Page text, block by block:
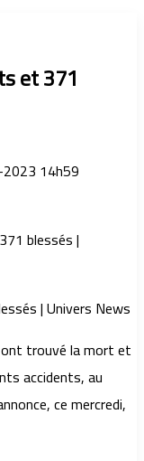
et 371
14h59
trouvé la mort et
accidents, au
ce mercredi,